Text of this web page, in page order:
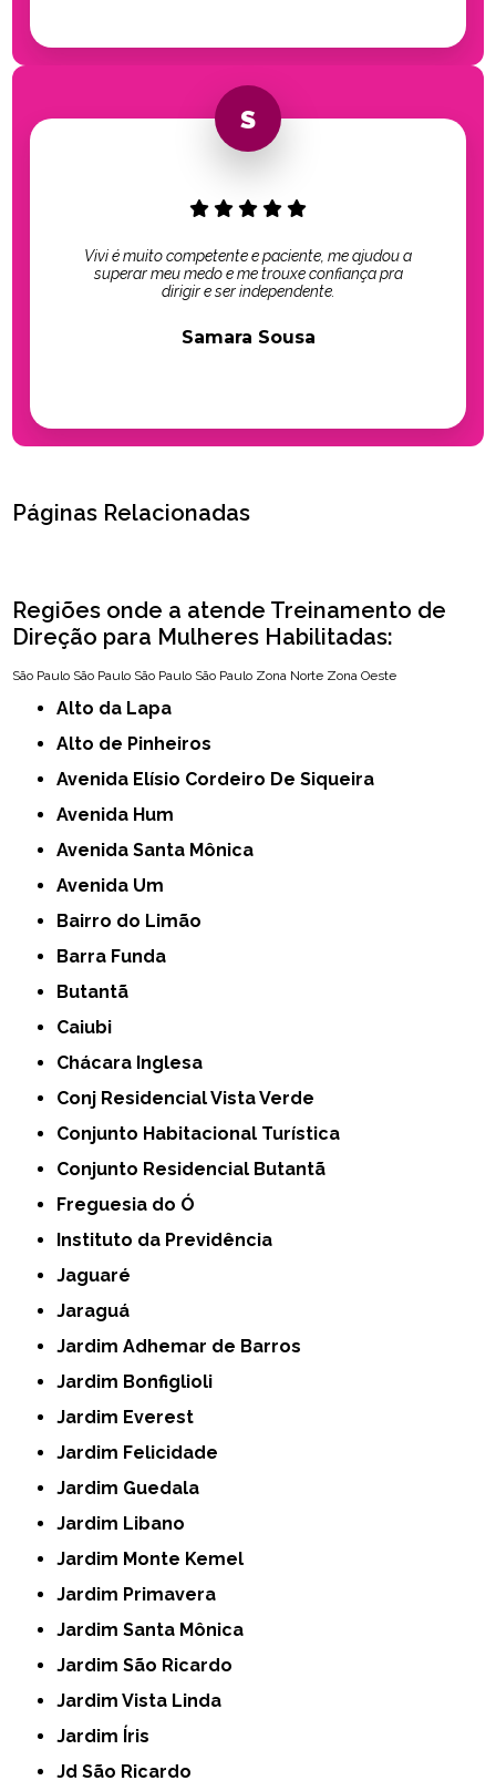
Vivi é muito competente e paciente, me ajudou a
superar meu medo e me trouxe confiança pra
dirigir e ser independente.
Samara Sousa
Páginas Relacionadas
Regiões onde a atende Treinamento de
Direção para Mulheres Habilitadas:
São Paulo São Paulo São Paulo São Paulo Zona Norte Zona Oeste
Alto da Lapa
Alto de Pinheiros
Avenida Elísio Cordeiro De Siqueira
Avenida Hum
Avenida Santa Mônica
Avenida Um
Bairro do Limão
Barra Funda
Butantã
Caiubi
Chácara Inglesa
Conj Residencial Vista Verde
Conjunto Habitacional Turística
Conjunto Residencial Butantã
Freguesia do Ó
Instituto da Previdência
Jaguaré
Jaraguá
Jardim Adhemar de Barros
Jardim Bonfiglioli
Jardim Everest
Jardim Felicidade
Jardim Guedala
Jardim Libano
Jardim Monte Kemel
Jardim Primavera
Jardim Santa Mônica
Jardim São Ricardo
Jardim Vista Linda
Jardim Íris
Jd São Ricardo